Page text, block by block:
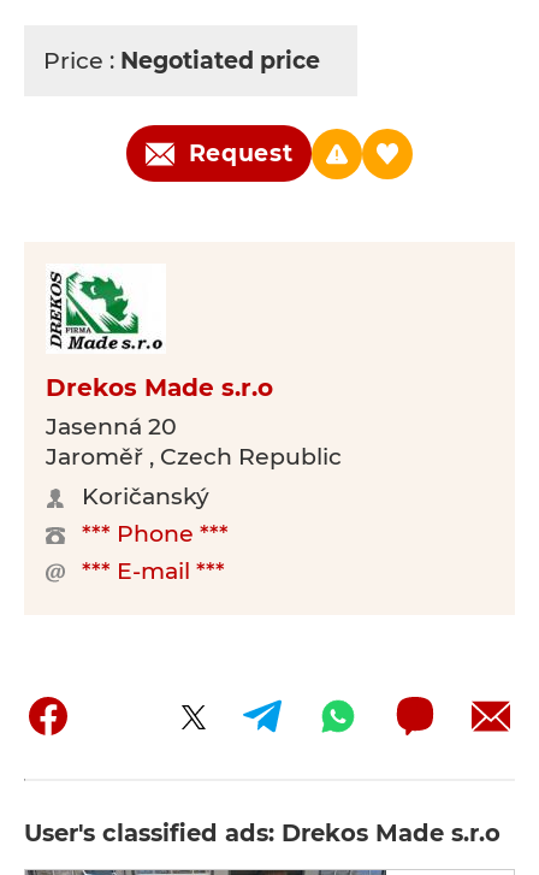
Price : Negotiated price
Request
Drekos Made s.r.o
Jasenná 20
Jaroměř , Czech Republic
Koričanský
*** Phone ***
*** E-mail ***
User's classified ads: Drekos Made s.r.o